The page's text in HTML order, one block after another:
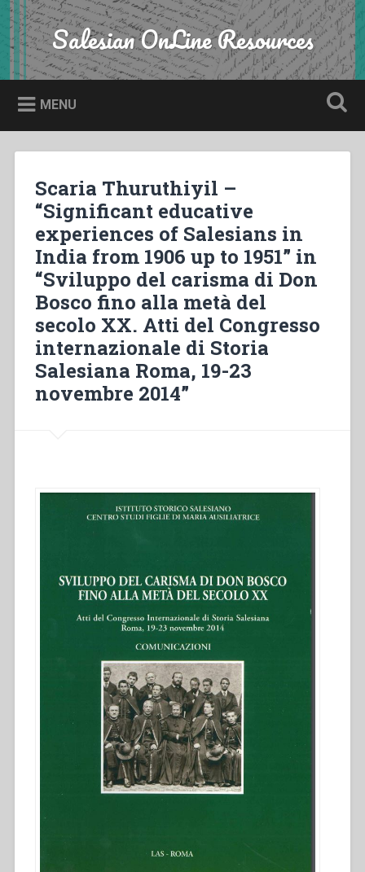
Skip
to
content
Search Salesian OnLine Resources
MENU
Scaria Thuruthiyil –
“Significant educative
experiences of Salesians in
India from 1906 up to 1951” in
“Sviluppo del carisma di Don
Bosco fino alla metà del
secolo XX. Atti del Congresso
internazionale di Storia
Salesiana Roma, 19-23
novembre 2014”